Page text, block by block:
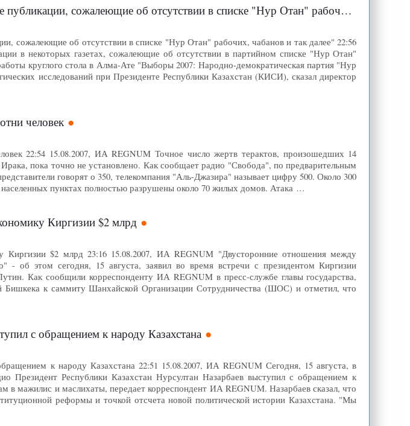
сожалеющие об отсутствии в списке "Нур Отан" рабочих, чабанов и так далее"
сожалеющие об отсутствии в списке "Нур Отан" рабочих, чабанов и так далее" 22:56
в некоторых газетах, сожалеющие об отсутствии в партийном списке "Нур Отан"
круглого стола в Алма-Ате "Выборы 2007: Народно-демократическая партия "Нур
исследований при Президенте Республики Казахстан (КИСИ), сказал директор
человек
22:54 15.08.2007, ИА REGNUM Точное число жертв терактов, произошедших 14
пока точно не установлено. Как сообщает радио "Свобода", по предварительным
говорят о 350, телекомпания "Аль-Джазира" называет цифру 500. Около 300
пунктах полностью разрушены около 70 жилых домов. Атака …
Киргизии $2 млрд
Киргизии $2 млрд 23:16 15.08.2007, ИА REGNUM "Двусторонние отношения между
- об этом сегодня, 15 августа, заявил во время встречи с президентом Киргизии
Как сообщили корреспонденту ИА REGNUM в пресс-службе главы государства,
Бишкека к саммиту Шанхайской Организации Сотрудничества (ШОС) и отметил, что
с обращением к народу Казахстана
к народу Казахстана 22:51 15.08.2007, ИА REGNUM Сегодня, 15 августа, в
Президент Республики Казахстан Нурсултан Назарбаев выступил с обращением к
мажилис и маслихаты, передает корреспондент ИА REGNUM. Назарбаев сказал, что
реформы и точкой отсчета новой политической истории Казахстана. "Мы